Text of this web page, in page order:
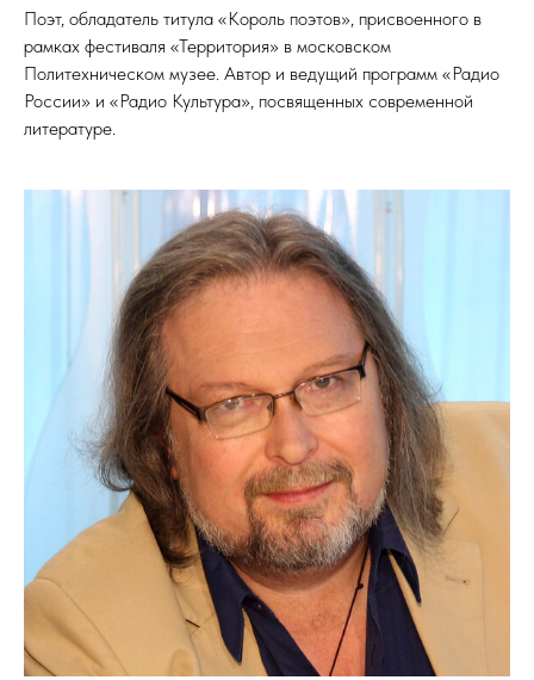
Поэт, обладатель титула «Король поэтов», присвоенного в
рамках фестиваля «Территория» в московском
Политехническом музее. Автор и ведущий программ «Радио
России» и «Радио Культура», посвященных современной
литературе.